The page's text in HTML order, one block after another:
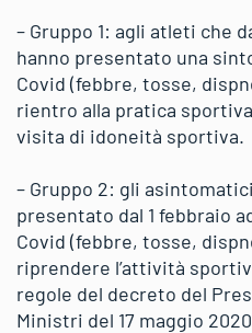
– Gruppo 1: agli atleti che
hanno presentato una
Covid (febbre, tosse,
rientro alla pratica
visita di idoneità sportiva.
– Gruppo 2: gli
presentato dal 1 febbraio
Covid (febbre, tosse,
riprendere l’attività
regole del decreto del
Ministri del 17 maggio